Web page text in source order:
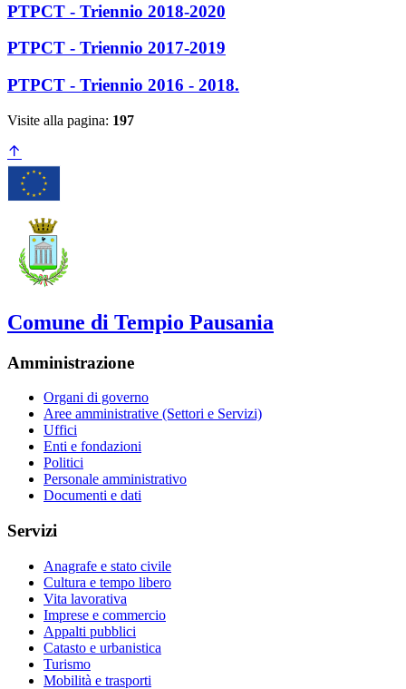
PTPCT - Triennio 2018-2020
PTPCT - Triennio 2017-2019
PTPCT - Triennio 2016 - 2018.
Visite alla pagina: 197
Comune di Tempio Pausania
Amministrazione
Organi di governo
Aree amministrative (Settori e Servizi)
Uffici
Enti e fondazioni
Politici
Personale amministrativo
Documenti e dati
Servizi
Anagrafe e stato civile
Cultura e tempo libero
Vita lavorativa
Imprese e commercio
Appalti pubblici
Catasto e urbanistica
Turismo
Mobilità e trasporti